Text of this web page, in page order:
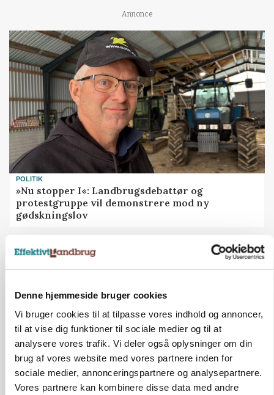
Denne hjemmeside bruger cookies
Vi bruger cookies til at tilpasse vores indhold og annoncer,
til at vise dig funktioner til sociale medier og til at
analysere vores trafik. Vi deler også oplysninger om din
brug af vores website med vores partnere inden for
sociale medier, annonceringspartnere og analysepartnere.
Vores partnere kan kombinere disse data med andre
Annonce
POLITIK
»Nu stopper I«: Landbrugsdebattør og
protestgruppe vil demonstrere mod ny
gødskningslov
kan den ændre din bedrift fra 2027
Annonce
Loading...